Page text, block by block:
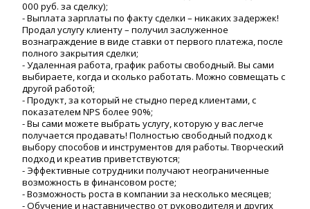
000 руб. за сделку);
- Выплата зарплаты по факту сделки – никаких задержек!
Продал услугу клиенту – получил заслуженное
вознаграждение в виде ставки от первого платежа, после
полного закрытия сделки;
- Удаленная работа, график работы свободный. Вы сами
выбираете, когда и сколько работать. Можно совмещать с
другой работой;
- Продукт, за который не стыдно перед клиентами, с
показателем NPS более 90%;
- Вы сами можете выбрать услугу, которую у вас легче
получается продавать! Полностью свободный подход к
выбору способов и инструментов для работы. Творческий
подход и креатив приветствуются;
- Эффективные сотрудники получают неограниченные
возможность в финансовом росте;
- Возможность роста в компании за несколько месяцев;
- Обучение и наставничество от руководителя и других